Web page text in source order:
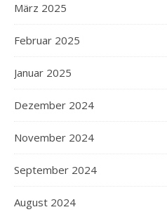
März 2025
Februar 2025
Januar 2025
Dezember 2024
November 2024
September 2024
August 2024